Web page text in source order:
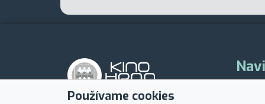
Používame cookies